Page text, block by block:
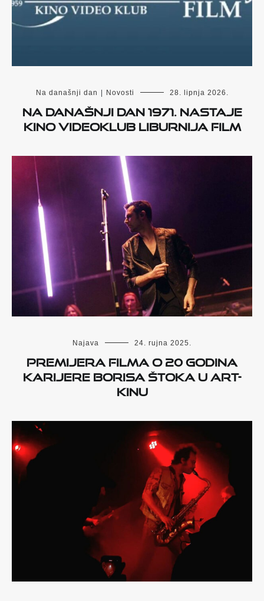
Na današnji dan Novosti 28. lipnja 2026.
Na današnji dan 1971. nastaje
Kino videoklub Liburnija film
Najava 24. rujna 2025.
Premijera filma o 20 godina
karijere Borisa Štoka u Art-
kinu